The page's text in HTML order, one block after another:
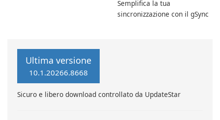
Semplifica la tua
sincronizzazione con il gSync
Ultima versione
10.1.20266.8668
Sicuro e libero download controllato da UpdateStar